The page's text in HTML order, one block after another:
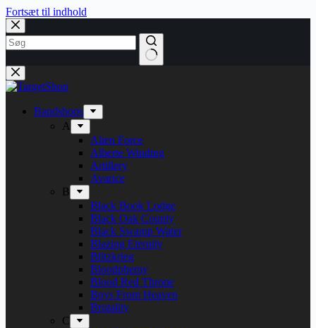
Fortsæt til indhold
Bandshops
A
Alien Force
Alberte Winding
Artillery
Avarice
B
Black Book Lodge
Black Oak County
Black Swamp Water
Blazing Eternity
Blitzkrieg
Bloodphemy
Blood Red Throne
Boys From Heaven
Brutality
C